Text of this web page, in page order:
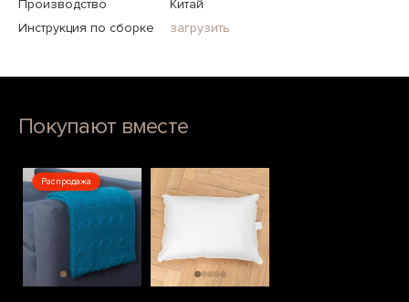
Производство
Китай
Инструкция по сборке
загрузить
Покупают вместе
Распродажа